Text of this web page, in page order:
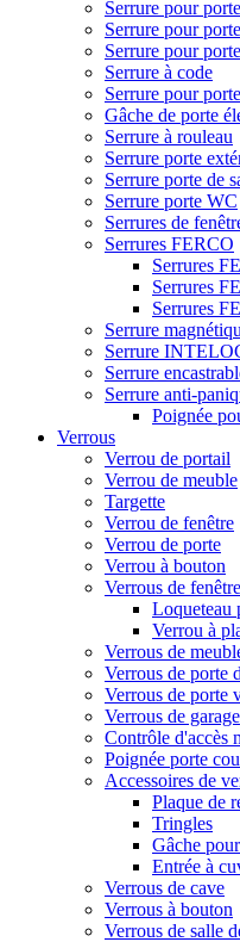
Serrure pour
Serrure pour
Serrure pour
Serrure à code
Serrure pour
Gâche de porte
Serrure à rouleau
Serrure porte
Serrure porte de
Serrure porte WC
Serrures de
Serrures FERCO
Serrures
Serrures
Serrures
Serrure
Serrure
Serrure
Serrure anti-
Poignée
Verrous
Verrou de portail
Verrou de meuble
Targette
Verrou de fenêtre
Verrou de porte
Verrou à bouton
Verrous de fenêtre
Loqueteau
Verrou à
Verrous de
Verrous de porte
Verrous de porte
Verrous de garage
Contrôle d'accès
Poignée porte
Accessoires de
Plaque de
Tringles
Gâche
Entrée à
Verrous de cave
Verrous à bouton
Verrous de salle